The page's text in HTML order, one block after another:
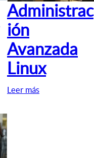
Administrac
ión
Avanzada
Linux
Leer más